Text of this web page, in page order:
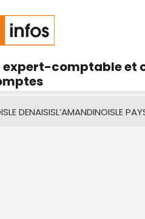
expert-comptable et
LE DENAISISL’AMANDINOISLE